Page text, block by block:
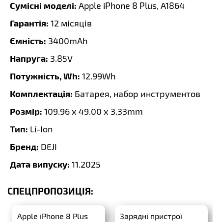
Сумісні моделі: Apple iPhone 8 Plus, A1864
Гарантія: 12 місяців
Ємність: 3400mAh
Напруга: 3.85V
Потужність, Wh: 12.99Wh
Комплектація: Батарея, набор инструментов
Розмір: 109.96 x 49.00 x 3.33mm
Тип: Li-Ion
Бренд: DEJI
Дата випуску: 11.2025
СПЕЦПРОПОЗИЦІЯ:
Apple iPhone 8 Plus
Зарядні пристрої